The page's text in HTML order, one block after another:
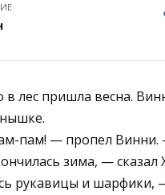
в лес пришла весна.
пам! — пропел Винни.
зима, — сказал
рукавицы и шарфики,